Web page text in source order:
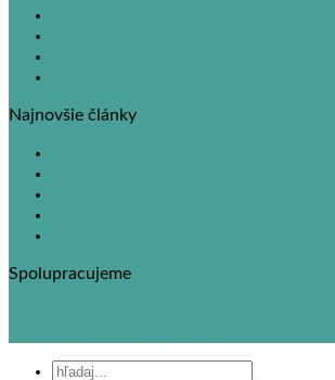
Najnovšie články
Spolupracujeme
Hľadať: